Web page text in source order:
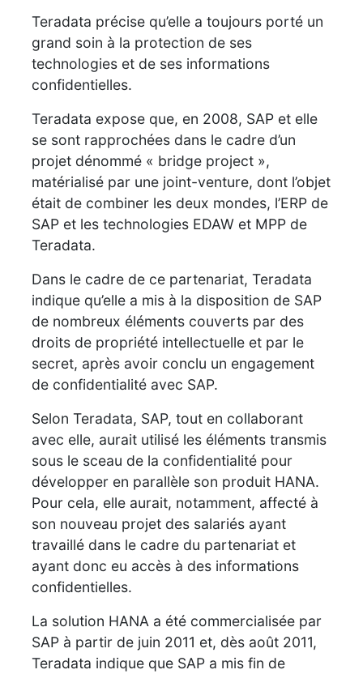
Teradata précise qu’elle a toujours porté un
grand soin à la protection de ses
technologies et de ses informations
confidentielles.
Teradata expose que, en 2008, SAP et elle
se sont rapprochées dans le cadre d’un
projet dénommé « bridge project »,
matérialisé par une joint-venture, dont l’objet
était de combiner les deux mondes, l’ERP de
SAP et les technologies EDAW et MPP de
Teradata.
Dans le cadre de ce partenariat, Teradata
indique qu’elle a mis à la disposition de SAP
de nombreux éléments couverts par des
droits de propriété intellectuelle et par le
secret, après avoir conclu un engagement
de confidentialité avec SAP.
Selon Teradata, SAP, tout en collaborant
avec elle, aurait utilisé les éléments transmis
sous le sceau de la confidentialité pour
développer en parallèle son produit HANA.
Pour cela, elle aurait, notamment, affecté à
son nouveau projet des salariés ayant
travaillé dans le cadre du partenariat et
ayant donc eu accès à des informations
confidentielles.
La solution HANA a été commercialisée par
SAP à partir de juin 2011 et, dès août 2011,
Teradata indique que SAP a mis fin de